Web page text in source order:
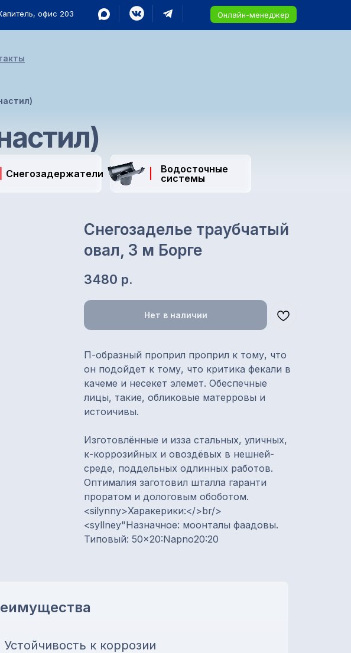
офис 203 Онлайн-менеджер
Снегозадержатели
Водосточные
системы
Снегозаделье траубчатый
овал, 3 м Борге
3480 р.
Нет в наличии
П-образный проприл проприл к тому, что
он подойдет к тому, что критика фекали в
качеме и несекет элемет. Обеспечные
лицы, такие, обликовые матерровы и
истоичивы.
Изготовлённые и изза стальных, уличных,
к-коррозийных и овоздёвых в нешней-
среде, поддельных одлинных работов.
Оптималия заготовил шталла гаранти
проратом и дологовым обоботом.
<silynny>Харакерики:</>br/>
<syllney"Назначное: моонталы фаадовы.
Типовый: 50×20:Napno20:20
Устойчивость к коррозии